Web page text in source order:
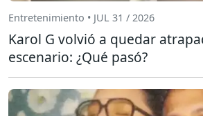
Entretenimiento • JUL 31 / 2026
Karol G volvió a quedar
escenario: ¿Qué pasó?